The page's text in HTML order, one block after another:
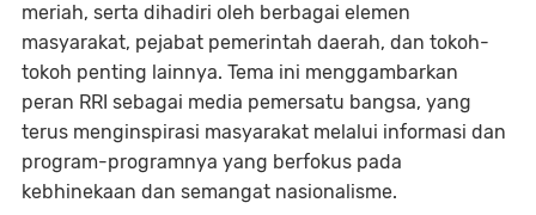
meriah, serta dihadiri oleh berbagai elemen
masyarakat, pejabat pemerintah daerah, dan tokoh-
tokoh penting lainnya. Tema ini menggambarkan
peran RRI sebagai media pemersatu bangsa, yang
terus menginspirasi masyarakat melalui informasi dan
program-programnya yang berfokus pada
kebhinekaan dan semangat nasionalisme.